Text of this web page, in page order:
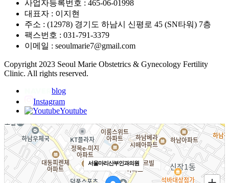
사업자등록번호 : 465-06-01998
대표자 : 이지현
주소 : (12978) 경기도 하남시 신평로 45 (SN타워) 7층
팩스번호 : 031-791-3379
이메일 : seoulmarie7@gmail.com
Copyright 2023 Seoul Marie Obstetrics & Gynecology Fertility
Clinic. All rights reserved.
blog
Instagram
Youtube
서울마리산부인과의원